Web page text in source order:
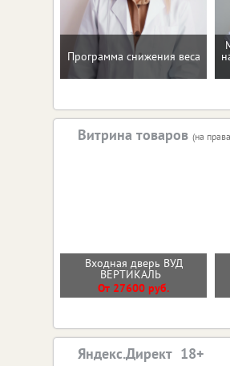
Программа снижения веса
Витрина товаров (на
Входная дверь ВУД
ВЕРТИКАЛЬ
От 27600 руб.
Яндекс.Директ